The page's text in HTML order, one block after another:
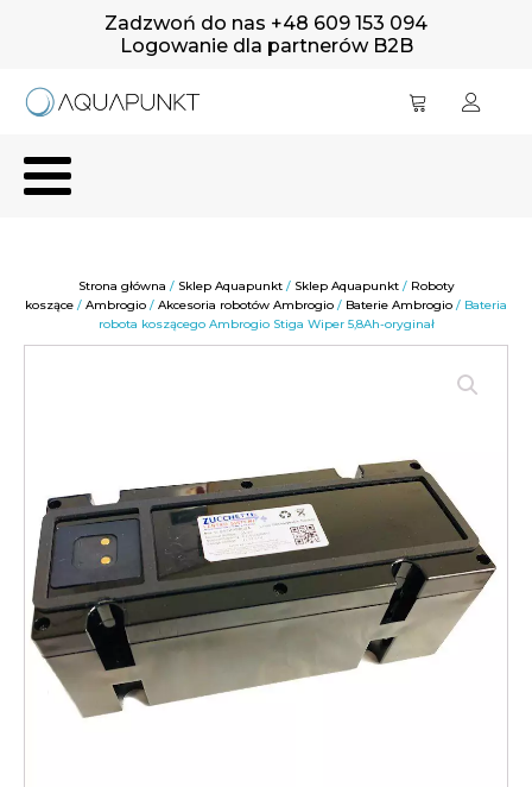
Zadzwoń do nas +48 609 153 094
Logowanie dla partnerów B2B
Strona główna / Sklep Aquapunkt/ Sklep Aquapunkt/ Roboty
koszące / Ambrogio / Akcesoria robotów Ambrogio / Baterie Ambrogio / Bateria
robota koszącego Ambrogio Stiga Wiper 5,8Ah-oryginał